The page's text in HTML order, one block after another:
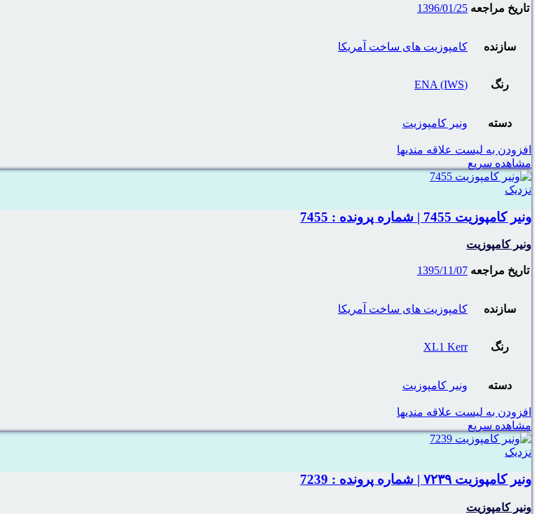
تاریخ مراجعه 1396/01/25
سازنده کامپوزیت های ساخت آمریکا
رنگ (ENA (IWS
دسته ونیر کامپوزیت
افزودن به لیست علاقه مندیها
مشاهده سریع
نزدیک
ونیر کامپوزیت 7455 | شماره پرونده : 7455
ونیر کامپوزیت
تاریخ مراجعه 1395/11/07
سازنده کامپوزیت های ساخت آمریکا
رنگ XL1 Kerr
دسته ونیر کامپوزیت
افزودن به لیست علاقه مندیها
مشاهده سریع
نزدیک
ونیر کامپوزیت ۷۲۳۹ | شماره پرونده : 7239
ونیر کامپوزیت